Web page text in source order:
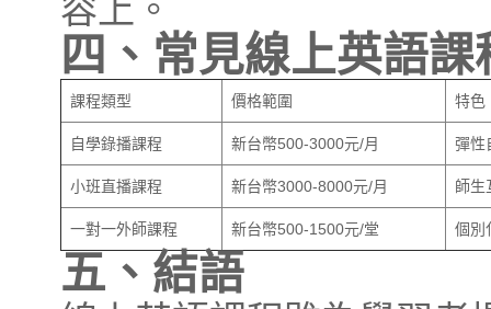
容上。
四、常見線上英語
課程類型 價格範圍 特色
自學錄播課程 新台幣500-3000元/月 彈性
小班直播課程 新台幣3000-8000元/月 師生
一對一外師課程 新台幣500-1500元/堂 個別
五、結語